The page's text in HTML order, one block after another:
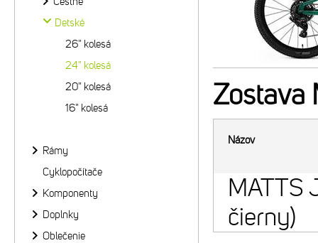
Zostava
Názov
MATTS
čierny)
Detské
26" kolesá
24" kolesá
20" kolesá
16" kolesá
Rámy
Cyklopočítače
Komponenty
Doplnky
Oblečenie